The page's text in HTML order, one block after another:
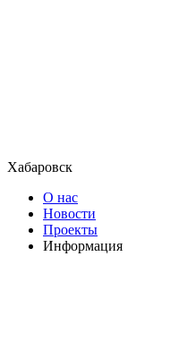
Хабаровск
О нас
Новости
Проекты
Информация